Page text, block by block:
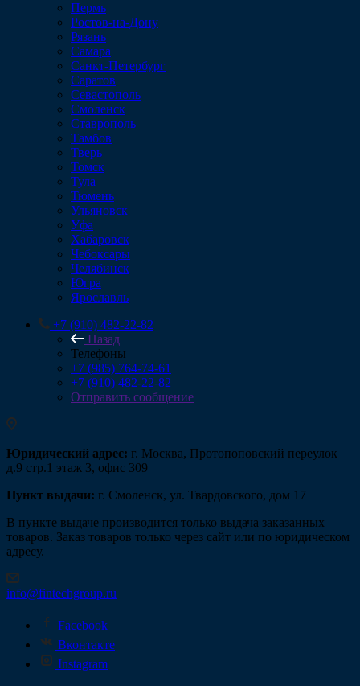
Пермь
Ростов-на-Дону
Рязань
Самара
Санкт-Петербург
Саратов
Севастополь
Смоленск
Ставрополь
Тамбов
Тверь
Томск
Тула
Тюмень
Ульяновск
Уфа
Хабаровск
Чебоксары
Челябинск
Югра
Ярославль
+7 (910) 482-22-82
Назад
Телефоны
+7 (985) 764-74-61
+7 (910) 482-22-82
Отправить сообщение
Юридический адрес: г. Москва, Протопоповский переулок
д.9 стр.1 этаж 3, офис 309
Пункт выдачи: г. Смоленск, ул. Твардовского, дом 17
В пункте выдаче производится только выдача заказанных
товаров. Заказ товаров только через сайт или по юридическом
адресу.
info@fintechgroup.ru
Facebook
Вконтакте
Instagram